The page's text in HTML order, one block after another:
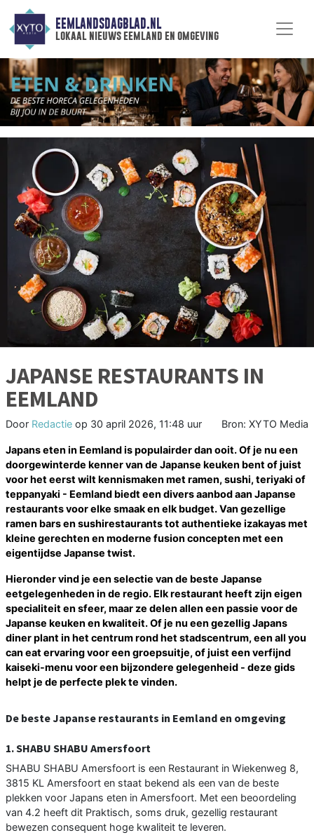
EEMLANDSDAGBLAD.NL
lokaal nieuws eemland en omgeving
JAPANSE RESTAURANTS IN
EEMLAND
Door Redactie op 30 april 2026, 11:48 uur Bron: XYTO Media
Japans eten in Eemland is populairder dan ooit. Of je nu een
doorgewinterde kenner van de Japanse keuken bent of juist
voor het eerst wilt kennismaken met ramen, sushi, teriyaki of
teppanyaki - Eemland biedt een divers aanbod aan Japanse
restaurants voor elke smaak en elk budget. Van gezellige
ramen bars en sushirestaurants tot authentieke izakayas met
kleine gerechten en moderne fusion concepten met een
eigentijdse Japanse twist.
Hieronder vind je een selectie van de beste Japanse
eetgelegenheden in de regio. Elk restaurant heeft zijn eigen
specialiteit en sfeer, maar ze delen allen een passie voor de
Japanse keuken en kwaliteit. Of je nu een gezellig Japans
diner plant in het centrum rond het stadscentrum, een all you
can eat ervaring voor een groepsuitje, of juist een verfijnd
kaiseki-menu voor een bijzondere gelegenheid - deze gids
helpt je de perfecte plek te vinden.
De beste Japanse restaurants in Eemland en omgeving
1. SHABU SHABU Amersfoort
SHABU SHABU Amersfoort is een Restaurant in Wiekenweg 8,
3815 KL Amersfoort en staat bekend als een van de beste
plekken voor Japans eten in Amersfoort. Met een beoordeling
van 4.2 heeft dit Praktisch, soms druk, gezellig restaurant
bewezen consequent hoge kwaliteit te leveren.